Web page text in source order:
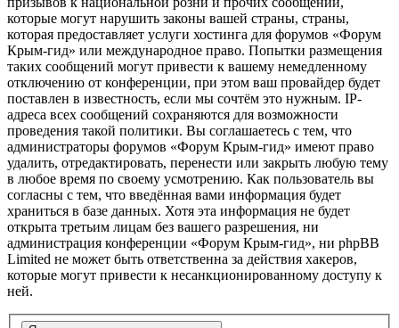
которые могут нарушить законы вашей страны, страны,
которая предоставляет услуги хостинга для форумов «Форум
Крым-гид» или международное право. Попытки размещения
таких сообщений могут привести к вашему немедленному
отключению от конференции, при этом ваш провайдер будет
поставлен в известность, если мы сочтём это нужным. IP-
адреса всех сообщений сохраняются для возможности
проведения такой политики. Вы соглашаетесь с тем, что
администраторы форумов «Форум Крым-гид» имеют право
удалить, отредактировать, перенести или закрыть любую тему
в любое время по своему усмотрению. Как пользователь вы
согласны с тем, что введённая вами информация будет
храниться в базе данных. Хотя эта информация не будет
открыта третьим лицам без вашего разрешения, ни
администрация конференции «Форум Крым-гид», ни phpBB
Limited не может быть ответственна за действия хакеров,
которые могут привести к несанкционированному доступу к
ней.